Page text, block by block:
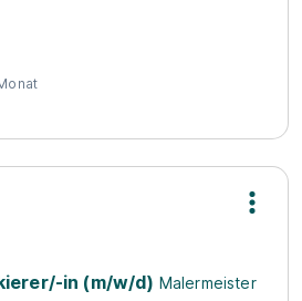
in (m/w/d) Malermeister